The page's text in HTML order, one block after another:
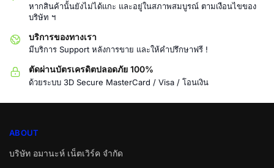
หากสินค้านั้นยังไม่ได้แกะ และอยู่ในสภาพสมบูรณ์ ตามเงือนไขของ
บริษัท ฯ
บริการของทางเรา
มีบริการ Support หลังการขาย และให้คำปรึกษาฟรี !
ตัดผ่านบัตรเครดิตปลอดภัย 100%
ด้วยระบบ 3D Secure MasterCard / Visa / โอนเงิน
ABOUT
บริษัท อมานะห์ เน็ตเวิร์ค จำกัด